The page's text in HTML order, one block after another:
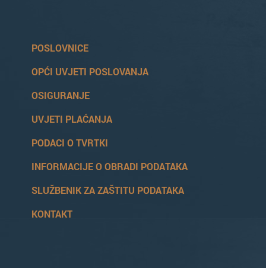
POSLOVNICE
OPĆI UVJETI POSLOVANJA
OSIGURANJE
UVJETI PLAĆANJA
PODACI O TVRTKI
INFORMACIJE O OBRADI PODATAKA
SLUŽBENIK ZA ZAŠTITU PODATAKA
KONTAKT